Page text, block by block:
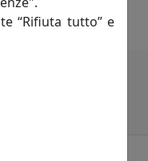
“Rifiuta tutto” e